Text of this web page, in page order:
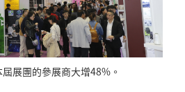
展團的參展商大增48%。